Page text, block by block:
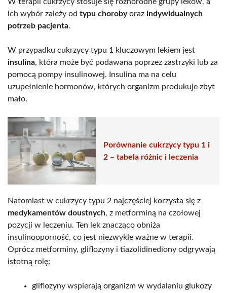
ich wybór zależy od typu chorobyoraz indywidualnych
potrzeb pacjenta.
W przypadku cukrzycy typu 1 kluczowym lekiem jest
insulina, która może być podawana poprzez zastrzyki lub za
pomocą pompy insulinowej. Insulina ma na celu
uzupełnienie hormonów, których organizm produkuje zbyt
mało.
Porównanie cukrzycy typu 1 i
2 – tabela różnic i leczenia
Natomiast w cukrzycy typu 2 najczęściej korzysta się z
medykamentów doustnych, z metforminą na czołowej
pozycji w leczeniu. Ten lek znacząco obniża
insulinooporność, co jest niezwykle ważne w terapii.
Oprócz metforminy, gliflozyny i tiazolidinediony odgrywają
istotną rolę:
gliflozyny wspierają organizm w wydalaniu glukozy